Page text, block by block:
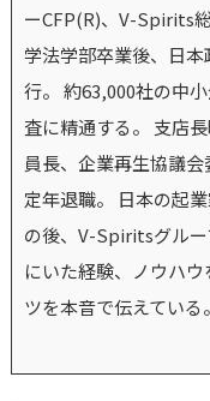
ーCFP(R)、V-Spirits
学法学部卒業後、日
行。 約63,000社の中
査に精通する。 支店
員長、企業再生協議会
定年退職。 日本の起
の後、V-Spiritsグル
にいた経験、ノウハ
ツを本音で伝えている。